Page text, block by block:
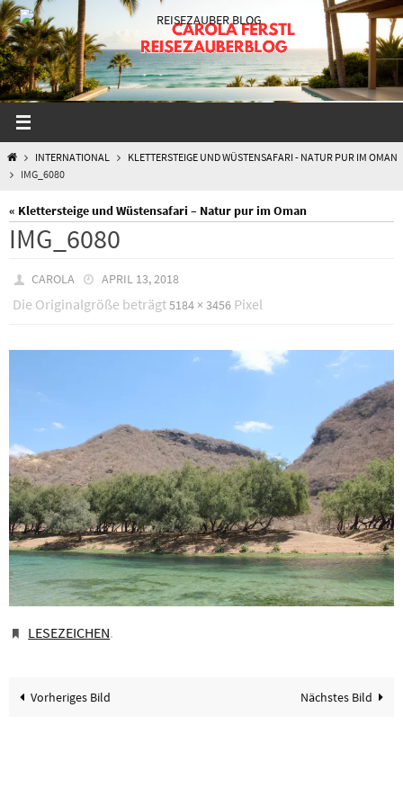
Zum
Inhalt
springen
STARTINTERNATIONAL
KLETTERSTEIGE UND WÜSTENSAFARI - NATUR PUR IM OMAN
IMG_6080
« Klettersteige und Wüstensafari – Natur pur im Oman
IMG_6080
CAROLA APRIL 13, 2018
Die Originalgröße beträgt5184 × 3456 Pixel
LESEZEICHEN.
Vorheriges Bild Nächstes Bild